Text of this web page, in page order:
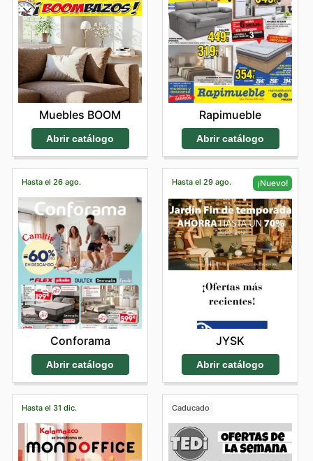
Muebles BOOM
Abrir catálogo
Rapimueble
Abrir catálogo
Hasta el 26 ago.
Conforama
Abrir catálogo
Hasta el 29 ago. ¡Nuevo!
JYSK
Abrir catálogo
Hasta el 31 dic. Caducado